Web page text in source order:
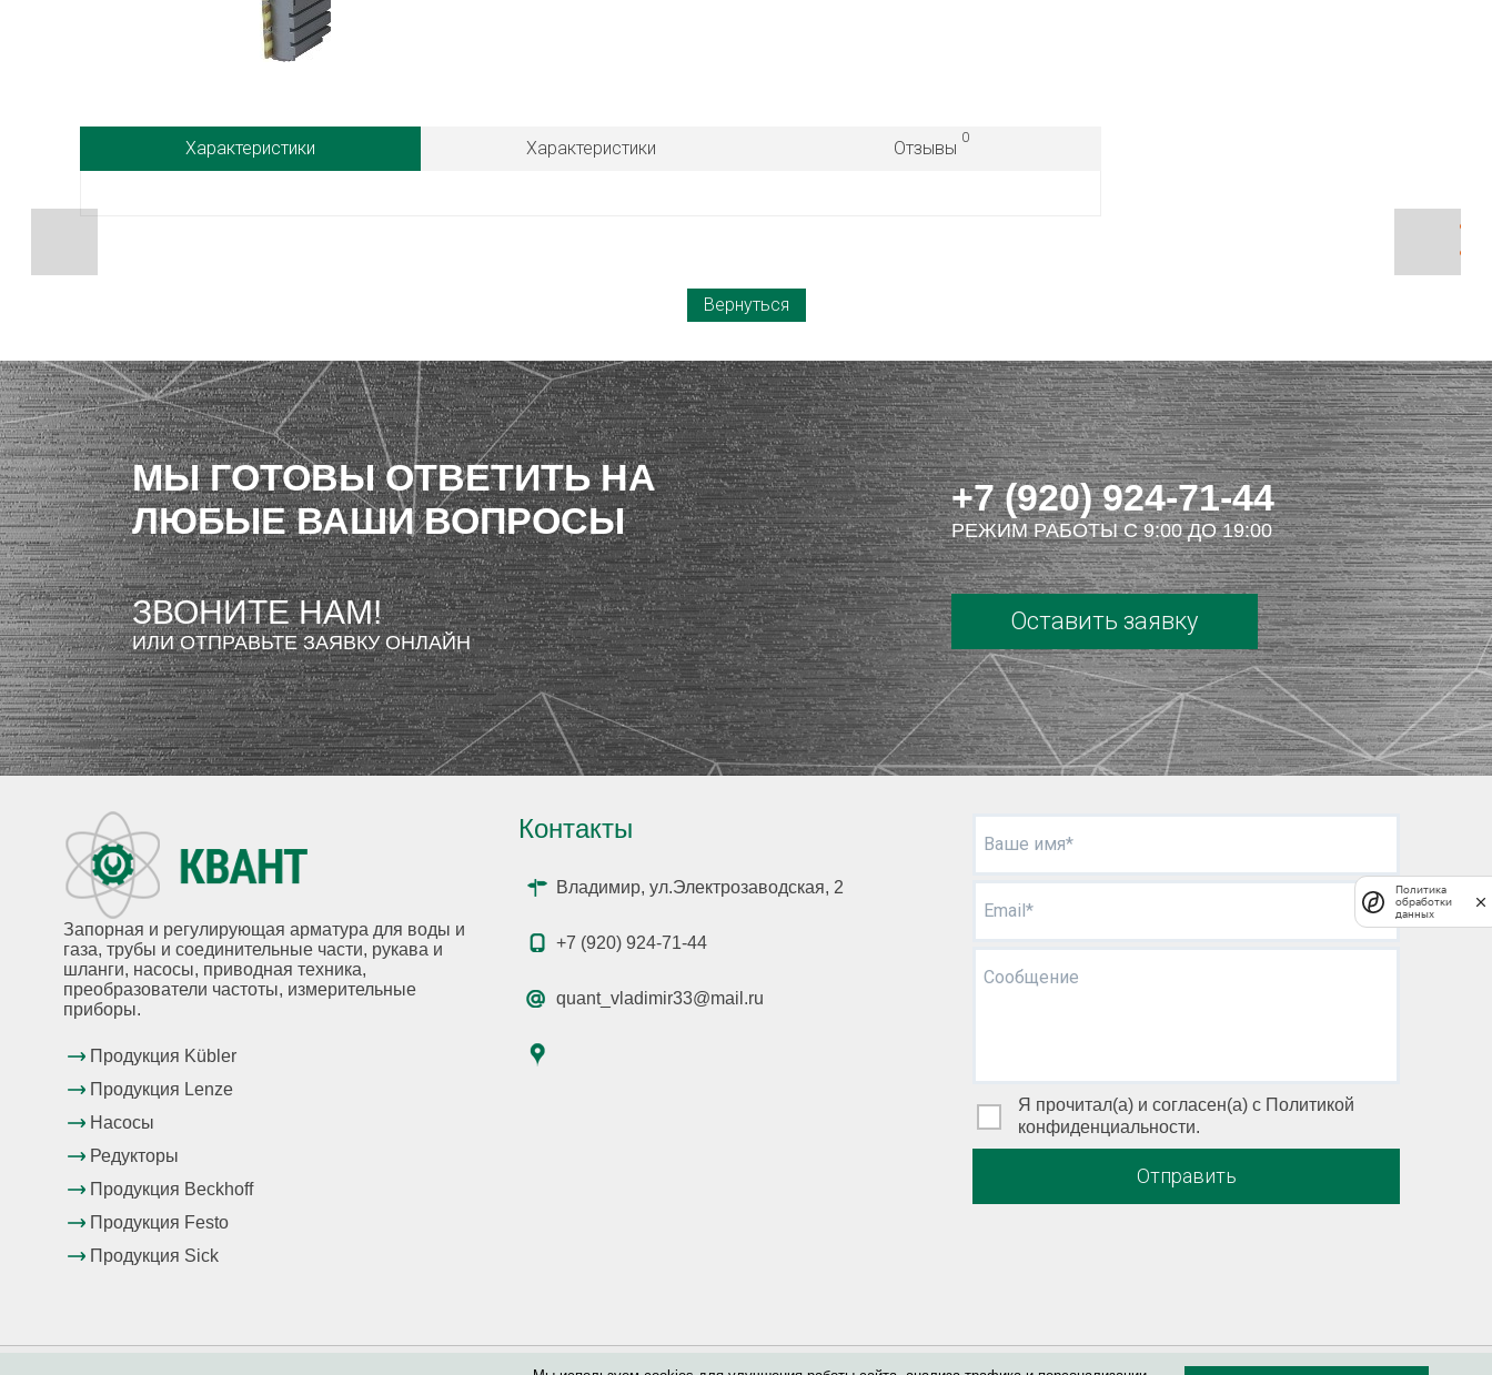
Характеристики Характеристики Отзывы
0
Вернуться
МЫ ГОТОВЫ ОТВЕТИТЬ НА
ЛЮБЫЕ ВАШИ ВОПРОСЫ
ЗВОНИТЕ НАМ!
ИЛИ ОТПРАВЬТЕ ЗАЯВКУ ОНЛАЙН
+7 (920) 924-71-44
РЕЖИМ РАБОТЫ С 9:00 ДО 19:00
Оставить заявку
Запорная и регулирующая арматура для воды и
газа, трубы и соединительные части, рукава и
шланги, насосы, приводная техника,
преобразователи частоты, измерительные
приборы.
Продукция Kübler
Продукция Lenze
Насосы
Редукторы
Продукция Beckhoff
Продукция Festo
Продукция Sick
Контакты
Владимир, ул.Электрозаводская, 2
+7 (920) 924-71-44
quant_vladimir33@mail.ru
Ваше имя*
Email*
Сообщение
Я прочитал(а) и согласен(а) с Политикой
конфиденциальности.
Отправить
Политика
обработки
данных